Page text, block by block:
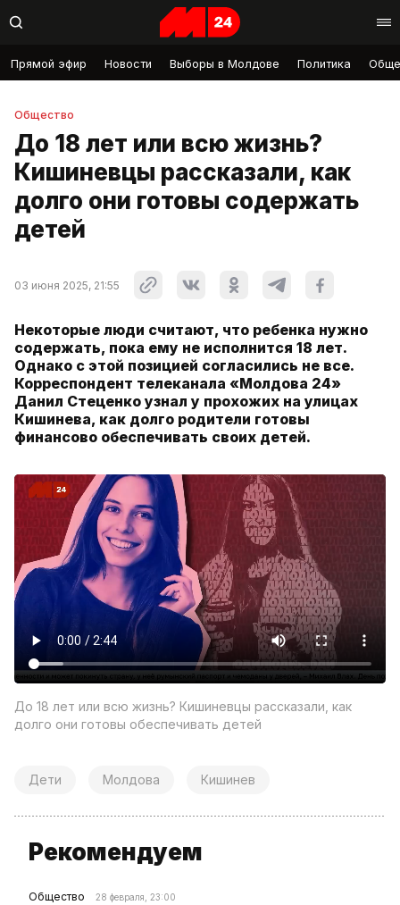
Прямой эфир Новости Выборы в Молдове Политика
Общество
До 18 лет или всю жизнь?
Кишиневцы рассказали, как
долго они готовы содержать
детей
03 июня 2025, 21:55
Некоторые люди считают, что ребенка нужно
содержать, пока ему не исполнится 18 лет.
Однако с этой позицией согласились не все.
Корреспондент телеканала «Молдова 24»
Данил Стеценко узнал у прохожих на улицах
Кишинева, как долго родители готовы
финансово обеспечивать своих детей.
До 18 лет или всю жизнь? Кишиневцы рассказали, как
долго они готовы обеспечивать детей
Дети Молдова Кишинев
Рекомендуем
Общество 28 февраля, 23:00